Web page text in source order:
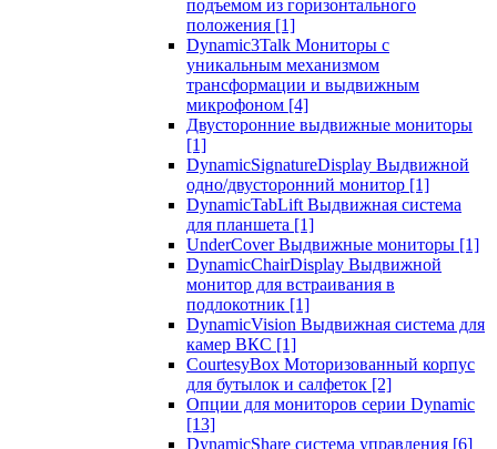
подъемом из горизонтального
положения [1]
Dynamic3Talk Мониторы с
уникальным механизмом
трансформации и выдвижным
микрофоном [4]
Двусторонние выдвижные мониторы
[1]
DynamicSignatureDisplay Выдвижной
одно/двусторонний монитор [1]
DynamicTabLift Выдвижная система
для планшета [1]
UnderCover Выдвижные мониторы [1]
DynamicChairDisplay Выдвижной
монитор для встраивания в
подлокотник [1]
DynamicVision Выдвижная система для
камер ВКС [1]
CourtesyBox Моторизованный корпус
для бутылок и салфеток [2]
Опции для мониторов серии Dynamic
[13]
DynamicShare система управления [6]